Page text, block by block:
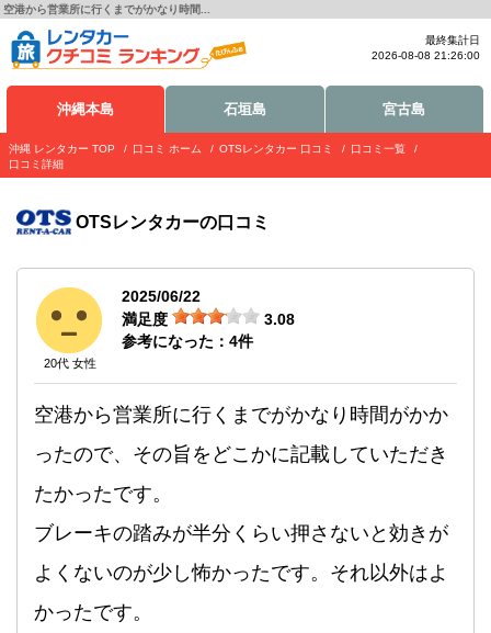
空港から営業所に行くまでがかなり時間...
最終集計日
2026-08-08 21:26:00
沖縄本島 石垣島 宮古島
沖縄 レンタカー TOP 口コミ ホーム OTSレンタカー 口コミ
口コミ一覧
口コミ詳細
OTSレンタカーの口コミ
20代 女性
2025/06/22
満足度
3.08
参考になった： 4件
空港から営業所に行くまでがかなり時間がかか
ったので、その旨をどこかに記載していただき
たかったです。
ブレーキの踏みが半分くらい押さないと効きが
よくないのが少し怖かったです。それ以外はよ
かったです。